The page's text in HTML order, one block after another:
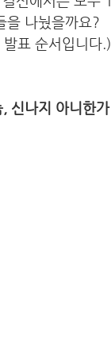
을 나눴을까요?
표 순서입니다.)
신나지 아니한